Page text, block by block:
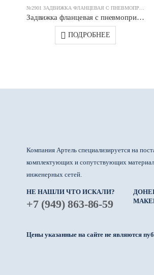
Задвижка фланцевая с пневмоприводом №2901 DN0050 PN16 GGG40 JAFAR
ПОДРОБНЕЕ
Компания Артель специализируется на
комплектующих и сопутствующих
инженерных сетей.
НЕ НАШЛИ ЧТО ИСКАЛИ?
+7 (949) 863-86-59
Цены указанные на сайте не являются